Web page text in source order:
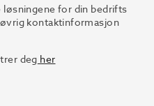
løsningene for din bedrifts
kontaktinformasjon
deg her